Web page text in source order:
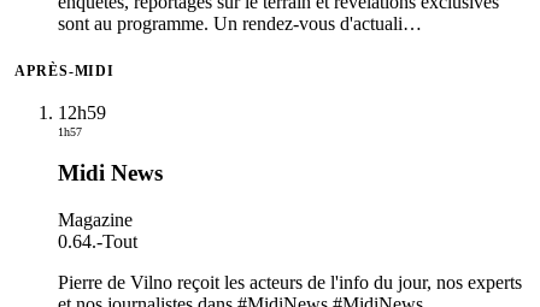
sont au programme. Un rendez-vous d'actuali…
APRÈS-MIDI
12h59
1h57
Midi News
Magazine
0.64.-Tout
Pierre de Vilno reçoit les acteurs de l'info du jour, nos experts